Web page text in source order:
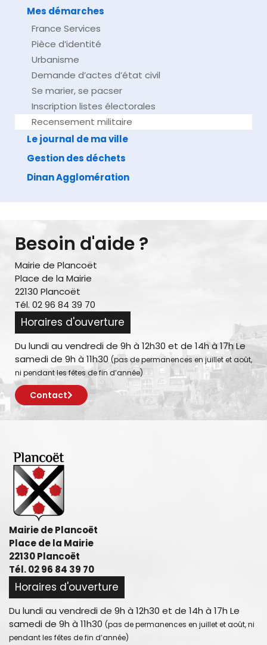
Mes démarches
France Services
Pièce d’identité
Urbanisme
Demande d’actes d’état civil
Se marier, se pacser
Inscription listes électorales
Recensement militaire
Le journal de ma ville
Gestion des déchets
Dinan Agglomération
Besoin d'aide ?
Mairie de Plancoët
Place de la Mairie
22130 Plancoët
Tél. 02 96 84 39 70
Horaires d'ouverture
Du lundi au vendredi de 9h à 12h30 et de 14h à 17h Le
samedi de 9h à 11h30 (pas de permanences en juillet et août,
ni pendant les fêtes de fin d’année)
Contact
Mairie de Plancoët
Place de la Mairie
22130 Plancoët
Tél. 02 96 84 39 70
Horaires d'ouverture
Du lundi au vendredi de 9h à 12h30 et de 14h à 17h Le
samedi de 9h à 11h30 (pas de permanences en juillet et août, ni
pendant les fêtes de fin d’année)